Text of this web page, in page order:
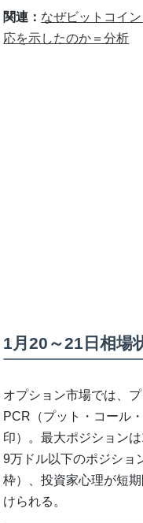
関連： なぜビットコイ
応を示したのか＝分析
1月20～21日相場
オプション市場では、
PCR（プット・コール
印）。最大ポジション
9万ドル以下のポジショ
枠）、投資家心理が短
けられる。